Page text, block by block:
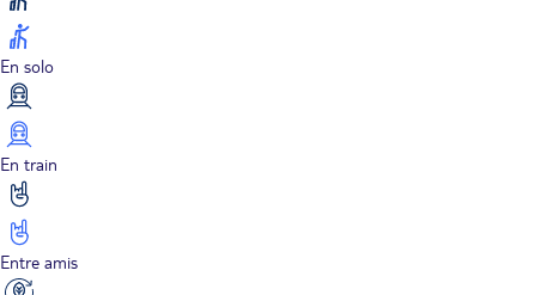
En solo
En train
Entre amis